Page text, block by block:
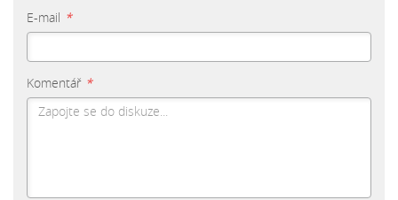
E-mail *
Komentář *